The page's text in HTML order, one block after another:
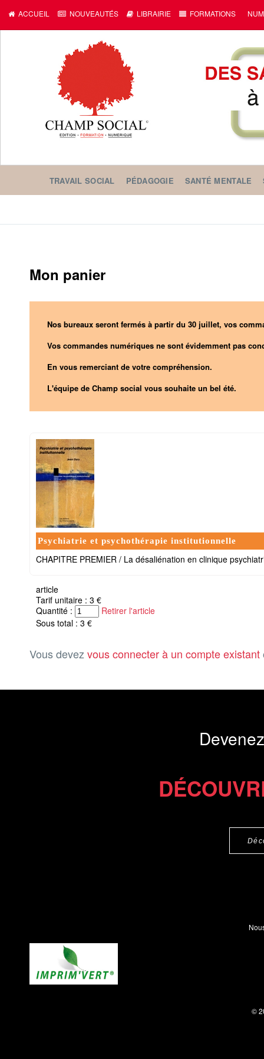
ACCUEIL NOUVEAUTÉS LIBRAIRIE FORMATIONS
TRAVAIL SOCIAL PÉDAGOGIE SANTÉ MENTALE
Mon panier
Nos bureaux seront fermés à partir du 30 juillet, vos
Vos commandes numériques ne sont évidemment pas
En vous remerciant de votre compréhension.
L'équipe de Champ social vous souhaite un bel été.
Psychiatrie et psychothérapie institutionnelle
CHAPITRE PREMIER / La désaliénation en clinique
article
Tarif unitaire : 3 €
Quantité :
Retirer l'article
Sous total : 3 €
Vous devez vous connecter à un compte existant
©